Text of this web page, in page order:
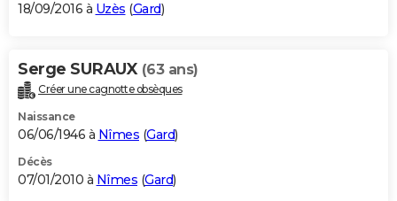
18/09/2016 à Uzès (Gard)
Serge SURAUX (63 ans)
Créer une cagnotte obsèques
Naissance
06/06/1946 à Nîmes (Gard)
Décès
07/01/2010 à Nîmes (Gard)